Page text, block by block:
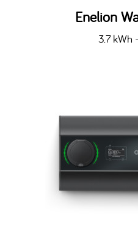
Enelion
3.7 kWh